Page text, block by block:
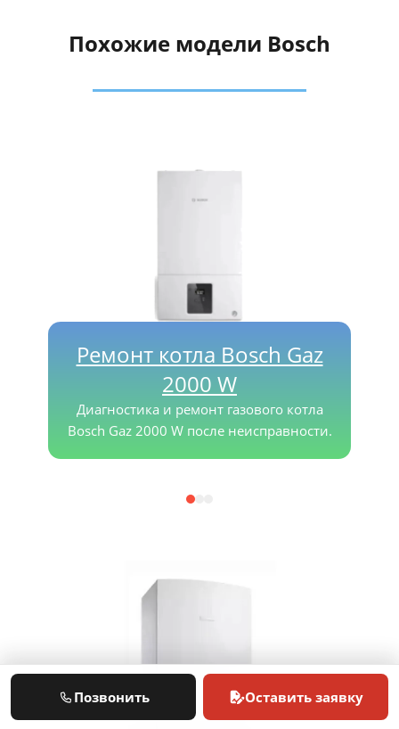
Похожие модели Bosch
Ремонт котла Bosch Gaz
2000 W
Диагностика и ремонт газового котла
Bosch Gaz 2000 W после неисправности.
Позвонить Оставить заявку